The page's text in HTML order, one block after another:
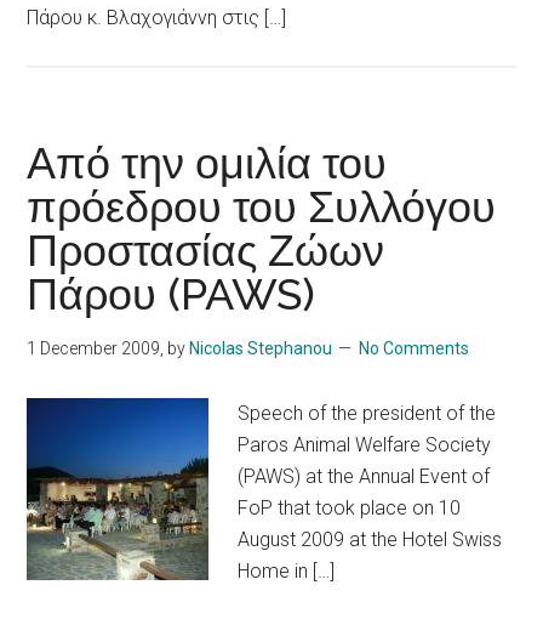
Πάρου κ. Βλαχογιάννη στις […]
Από την ομιλία του
πρόεδρου του Συλλόγου
Προστασίας Ζώων
Πάρου (PAWS)
1 December 2009, by Nicolas Stephanou No Comments
Speech of the president of the
Paros Animal Welfare Society
(PAWS) at the Annual Event of
FoP that took place on 10
August 2009 at the Hotel Swiss
Home in […]